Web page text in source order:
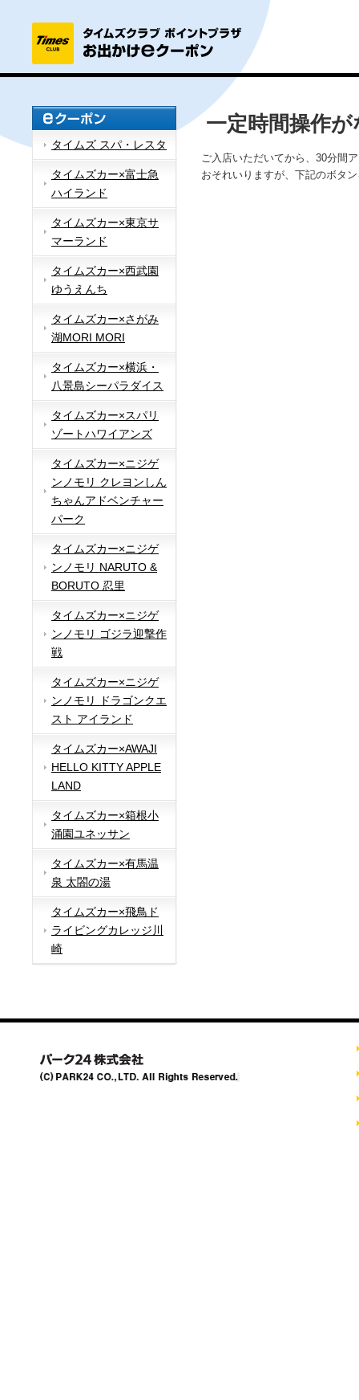
タイムズ スパ・レスタ
タイムズカー×富士急
ハイランド
タイムズカー×東京サ
マーランド
タイムズカー×西武園
ゆうえんち
タイムズカー×さがみ
湖MORI MORI
タイムズカー×横浜・
八景島シーパラダイス
タイムズカー×スパリ
ゾートハワイアンズ
タイムズカー×ニジゲ
ンノモリ クレヨンしん
ちゃんアドベンチャー
パーク
タイムズカー×ニジゲ
ンノモリ NARUTO &
BORUTO 忍里
タイムズカー×ニジゲ
ンノモリ ゴジラ迎撃作
戦
タイムズカー×ニジゲ
ンノモリ ドラゴンクエ
スト アイランド
タイムズカー×AWAJI
HELLO KITTY APPLE
LAND
タイムズカー×箱根小
涌園ユネッサン
タイムズカー×有馬温
泉 太閤の湯
タイムズカー×飛鳥ド
ライビングカレッジ川
崎
一定時間操作
ご入店いただいてから、30分間
おそれいりますが、下記のボタ